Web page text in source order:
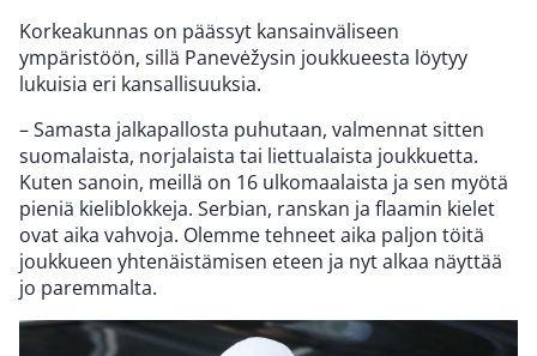
Korkeakunnas on päässyt kansainväliseen
ympäristöön, sillä Panevėžysin joukkueesta löytyy
lukuisia eri kansallisuuksia.
– Samasta jalkapallosta puhutaan, valmennat sitten
suomalaista, norjalaista tai liettualaista joukkuetta.
Kuten sanoin, meillä on 16 ulkomaalaista ja sen myötä
pieniä kieliblokkeja. Serbian, ranskan ja flaamin kielet
ovat aika vahvoja. Olemme tehneet aika paljon töitä
joukkueen yhtenäistämisen eteen ja nyt alkaa näyttää
jo paremmalta.